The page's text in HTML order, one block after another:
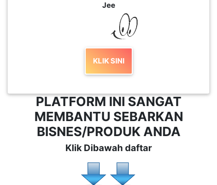
Jee
KLIK SINI
PLATFORM INI SANGAT
MEMBANTU SEBARKAN
BISNES/PRODUK ANDA
Klik Dibawah daftar